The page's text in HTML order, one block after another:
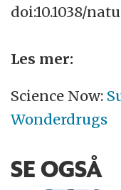
doi:10.1038/
Les mer:
Science Now:
Wonderdrugs
SE OGSÅ